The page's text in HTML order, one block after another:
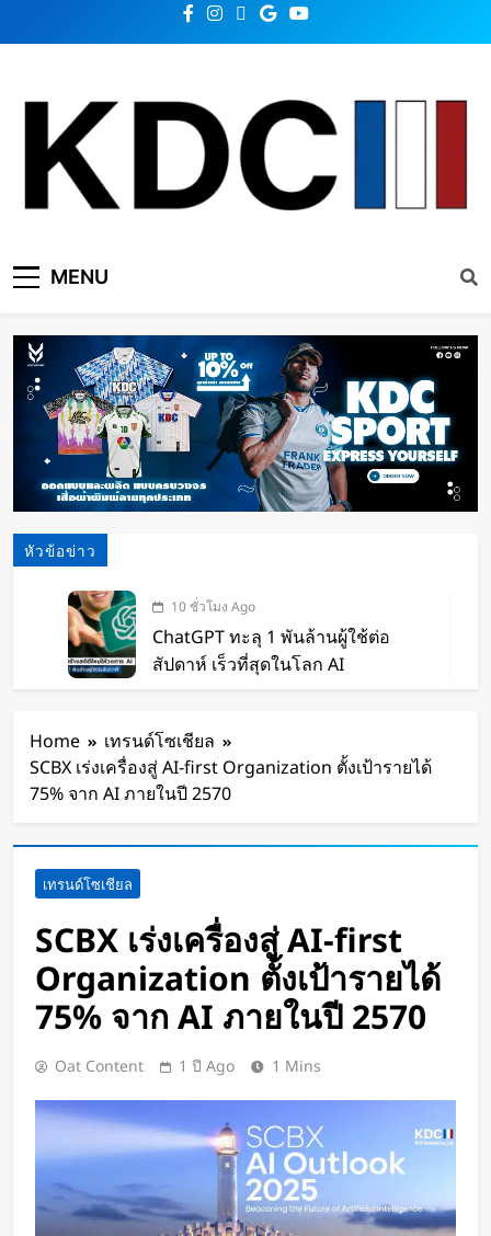
KDC SOLUTION | เคดีซี
โซลูชั่น
MENU
หัวข้อข่าว
10 ชั่วโมง Ago
ChatGPT ทะลุ 1 พันล้านผู้ใช้ต่อ
สัปดาห์ เร็วที่สุดในโลก AI
ชั้นบน รองรับผู้โดยสารได้ 7 ที่นั่ง
12 ชั่วโมง Ago
อิเล็กทรอนิกส์” ที่รับรู้การสัมผัสและ
บินสำเร็จครั้งแรก
1 วัน Ago
BlaBlaCar เปิดให้บริการในไทย
แพลตฟอร์มคาร์พูลระหว่างเมือง ช่วย
กำไรพุ่ง SK Hynix ทำสถิติสูงสุด
กวาดรายได้มากขึ้น 6 เท่า
2 วัน Ago
Disney+ จับมือ TikTok ดึงครีเอเตอร์
เข้าแอป เปลี่ยนแฟนคลับให้เป็นผู้
สร้างคอนเทนต์
2 วัน Ago
Home
เทรนด์โซเชียล
SCBX เร่งเครื่องสู่ AI-first Organization ตั้งเป้ารายได้
75% จาก AI ภายในปี 2570
เทรนด์โซเชียล
SCBX เร่งเครื่องสู่ AI-first
Organization ตั้งเป้ารายได้
75% จาก AI ภายในปี 2570
Oat Content 1 ปี Ago 1 Mins